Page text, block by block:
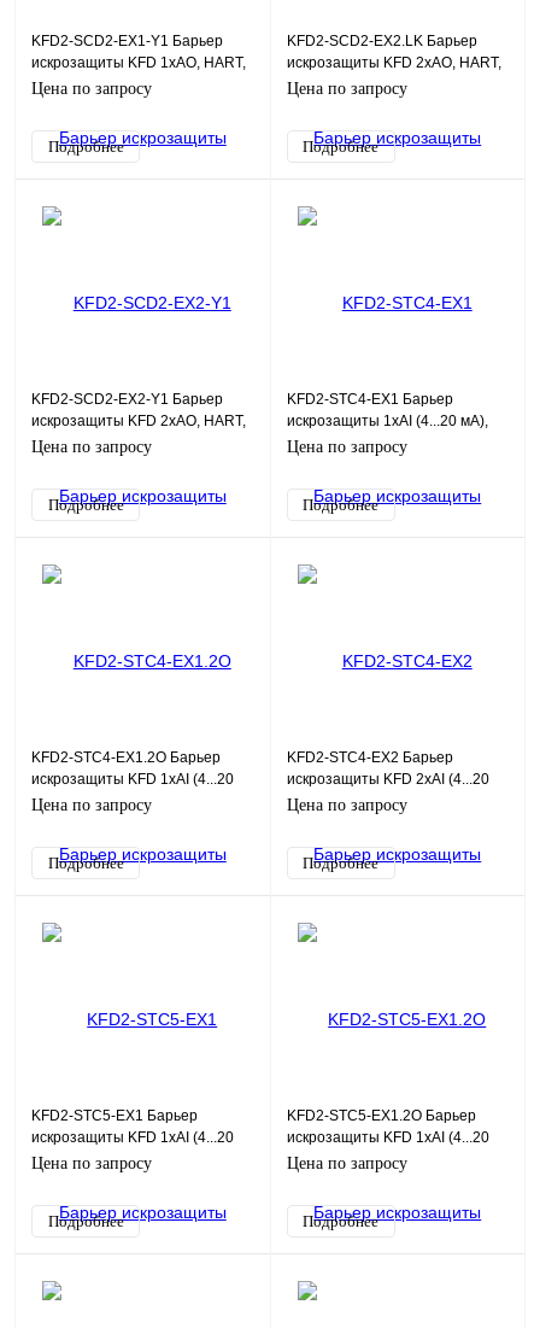
KFD2-SCD2-EX1-Y1 Барьер
искрозащиты KFD 1хAO, HART,
SIL2
Цена по запросу
Подробнее
KFD2-SCD2-EX2.LK Барьер
искрозащиты KFD 2хAO, HART,
SIL2
Цена по запросу
Подробнее
KFD2-SCD2-EX2-Y1 Барьер
искрозащиты KFD 2хAO, HART,
SIL2
Цена по запросу
Подробнее
KFD2-STC4-EX1 Барьер
искрозащиты 1хAI (4...20 мА),
HART, SIL2
Цена по запросу
Подробнее
KFD2-STC4-EX1.2O Барьер
искрозащиты KFD 1хAI (4...20
мА), HART, SIL3
Цена по запросу
Подробнее
KFD2-STC4-EX2 Барьер
искрозащиты KFD 2хAI (4...20
мА), HART, SIL2
Цена по запросу
Подробнее
KFD2-STC5-EX1 Барьер
искрозащиты KFD 1хAI (4...20
мА), HART, SIL2
Цена по запросу
Подробнее
KFD2-STC5-EX1.2O Барьер
искрозащиты KFD 1хAI (4...20
мА), HART, SIL3
Цена по запросу
Подробнее